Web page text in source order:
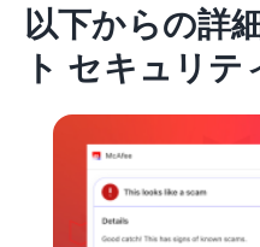
以下からの詳
ト セキュリテ